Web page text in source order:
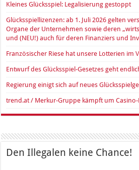
Kleines Glücksspiel: Legalisierung gestoppt
Glücksspiellizenzen: ab 1. Juli 2026 gelten
Organe der Unternehmen sowie deren
und (NEU!) auch für deren Finanziers und
Französischer Riese hat unsere Lotterien im
Entwurf des Glücksspiel-Gesetzes geht
Regierung einigt sich auf neues
trend.at / Merkur-Gruppe kämpft um Casino-
Den Illegalen keine Chance!